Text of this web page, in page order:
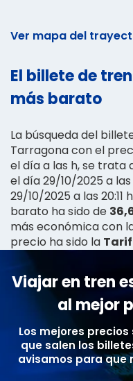
Ver mapa del
El billete de
más barato
La búsqueda del
Tarragona con el
el día a las h, se trata
el día 29/10/2025 a
29/10/2025 a las
barato ha sido de
más económica con
precio ha sido la
Viajar en tren
al mejor
Los mejores
que salen los
avisamos para que